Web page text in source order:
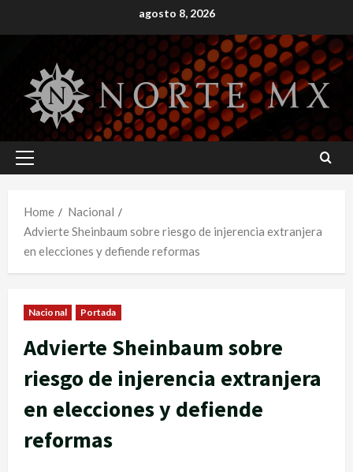
to
agosto 8, 2026
Primary
Home
Nacional
Advierte Sheinbaum sobre riesgo de injerencia extranjera
en elecciones y defiende reformas
Nacional Portada
Advierte Sheinbaum sobre
riesgo de injerencia extranjera
en elecciones y defiende
reformas